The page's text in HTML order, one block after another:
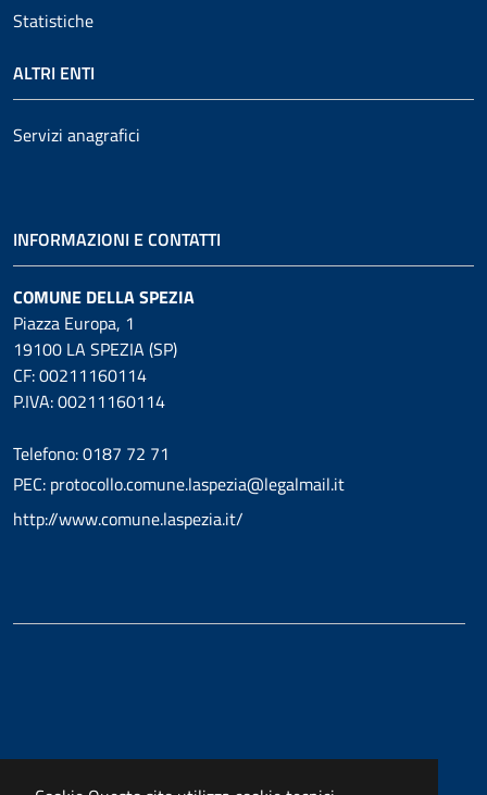
Statistiche
ALTRI ENTI
Servizi anagrafici
INFORMAZIONI E CONTATTI
COMUNE DELLA SPEZIA
Piazza Europa, 1
19100 LA SPEZIA (SP)
CF: 00211160114
P.IVA: 00211160114
Telefono: 0187 72 71
PEC: protocollo.comune.laspezia@legalmail.it
http://www.comune.laspezia.it/